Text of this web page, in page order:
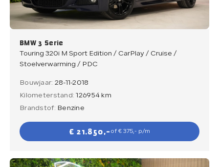
BMW 3 Serie
Touring 320i M Sport Edition / CarPlay / Cruise /
Stoelverwarming / PDC
Bouwjaar: 28-11-2018
Kilometerstand:126954 km
Brandstof: Benzine
€ 21.850,- of € 375,- p/m